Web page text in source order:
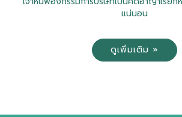
แน่นอน
ดูเพิ่มเติม »